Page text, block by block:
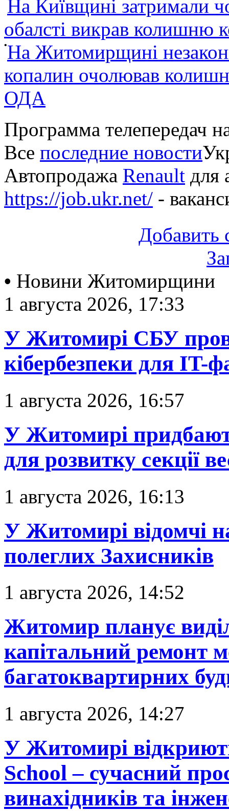
На Київщині затримали
обалсті викрав колишню
•На Житомирщині
копалин очолював
ОДА
Программа телепередач
Все последние новости
Автопродажа Renault для
https://job.ukr.net/ -
Добавить
• Новини Житомирщини
1 августа 2026, 17:33
У Житомирі СБУ
кібербезпеки для IT-
1 августа 2026, 16:57
У Житомирі
для розвитку секції
1 августа 2026, 16:13
У Житомирі відомчі
полеглих Захисників
1 августа 2026, 14:52
Житомир планує
капітальний ремонт
багатоквартирних
1 августа 2026, 14:27
У Житомирі
School – сучасний
винахідників та